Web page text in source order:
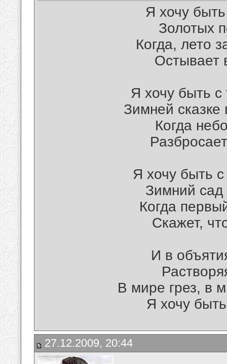
Я хочу
Золотых
Когда, лето
Остывает
Я хочу быть с
Зимней
Когда
Я хочу быть
Зимний сад
Когда
Скажет,
И в
В мире грез, в
Я хочу
27.12.2009, 20:44